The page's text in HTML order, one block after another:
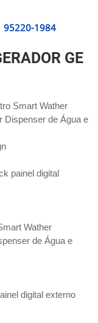
95220-1984
GE
Smart Wather
Dispenser de Água e
painel digital
Wather
de Água e
digital externo